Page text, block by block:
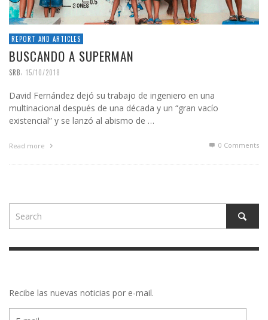
REPORT AND ARTICLES
BUSCANDO A SUPERMAN
SRB, 15/10/2018
David Fernández dejó su trabajo de ingeniero en una
multinacional después de una década y un “gran vacío
existencial” y se lanzó al abismo de …
Read more 0 Comments
Recibe las nuevas noticias por e-mail.